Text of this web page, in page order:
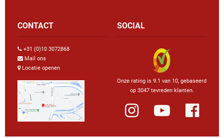
CONTACT
+31 (0)10 3072868
Mail ons
Locatie openen
SOCIAL
Onze rating is 9.1 van 10, gebaseerd
op 3047 tevreden klanten.